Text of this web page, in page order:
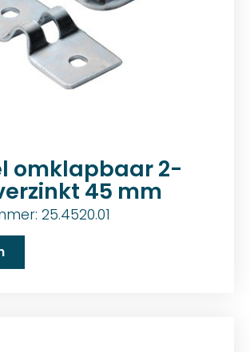
omklapbaar 2-
45 mm
25.4520.01